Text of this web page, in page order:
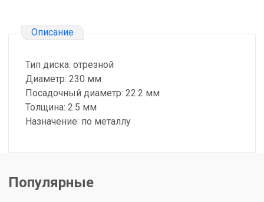
Описание
Тип диска: отрезной
Диаметр: 230 мм
Посадочный диаметр: 22.2 мм
Толщина: 2.5 мм
Назначение: по металлу
Популярные